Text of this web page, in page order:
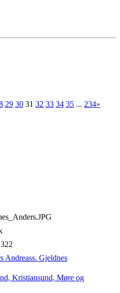
29 30 31 32 33 34 35 ... 234»
Andreass. Gjeldnes
Kristiansund, Møre og